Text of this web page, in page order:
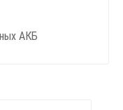
АКБ